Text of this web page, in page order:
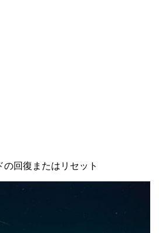
の回復またはリセット